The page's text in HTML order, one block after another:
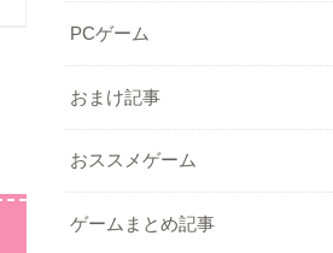
PCゲーム
おまけ記事
おススメゲーム
ゲームまとめ記事